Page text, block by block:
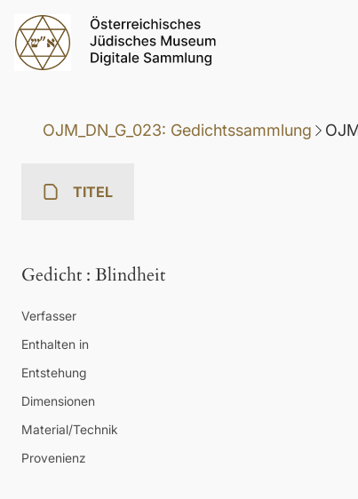
OJM_DN_G_023: Gedichtssammlung
TITEL
Gedicht : Blindheit
Verfasser
Enthalten in
Entstehung
Dimensionen
Material/Technik
Provenienz